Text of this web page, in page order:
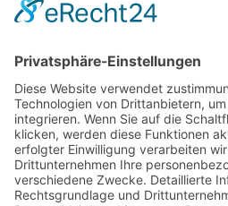
Home
Website
Widerruf
©2026 Bäckerei Bräunig | Umsetzung
×